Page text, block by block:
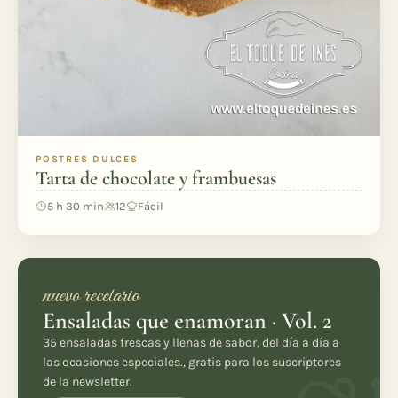
POSTRES DULCES
Tarta de chocolate y frambuesas
5 h 30 min 12 Fácil
nuevo recetario
Ensaladas que enamoran · Vol. 2
35 ensaladas frescas y llenas de sabor, del día a día a
las ocasiones especiales., gratis para los suscriptores
de la newsletter.